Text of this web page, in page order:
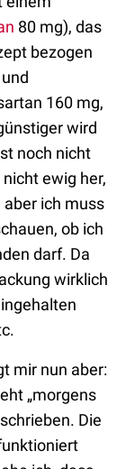
80 mg), das
bezogen
160 mg,
wird
noch nicht
ewig her,
ich muss
ob ich
darf. Da
wirklich
mir nun aber:
„morgens
Die